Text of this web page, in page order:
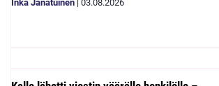
Inka Janatuinen 03.08.2026